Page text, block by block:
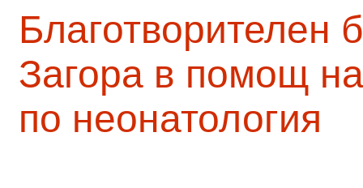
Благотворителен
Загора в помощ
по неонатология